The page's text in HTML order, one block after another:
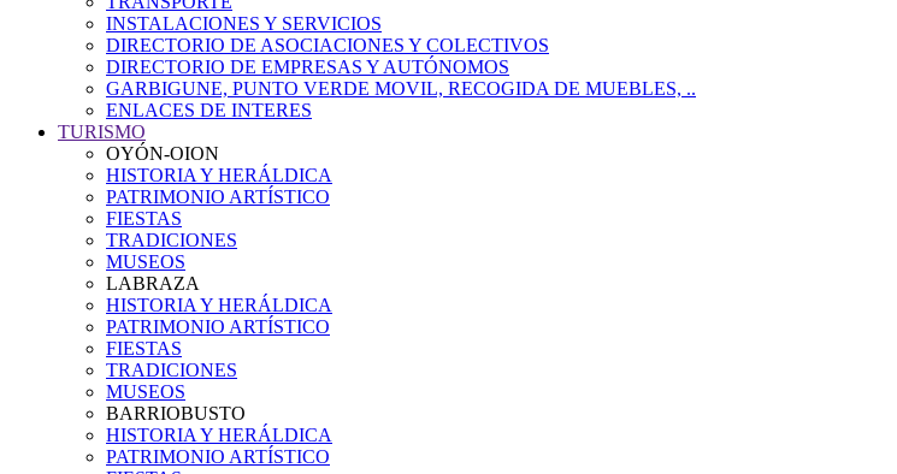
INSTALACIONES Y SERVICIOS
DIRECTORIO DE ASOCIACIONES Y COLECTIVOS
DIRECTORIO DE EMPRESAS Y AUTÓNOMOS
GARBIGUNE, PUNTO VERDE MOVIL, RECOGIDA DE MUEBLES, ..
ENLACES DE INTERES
TURISMO
OYÓN-OION
HISTORIA Y HERÁLDICA
PATRIMONIO ARTÍSTICO
FIESTAS
TRADICIONES
MUSEOS
LABRAZA
HISTORIA Y HERÁLDICA
PATRIMONIO ARTÍSTICO
FIESTAS
TRADICIONES
MUSEOS
BARRIOBUSTO
HISTORIA Y HERÁLDICA
PATRIMONIO ARTÍSTICO